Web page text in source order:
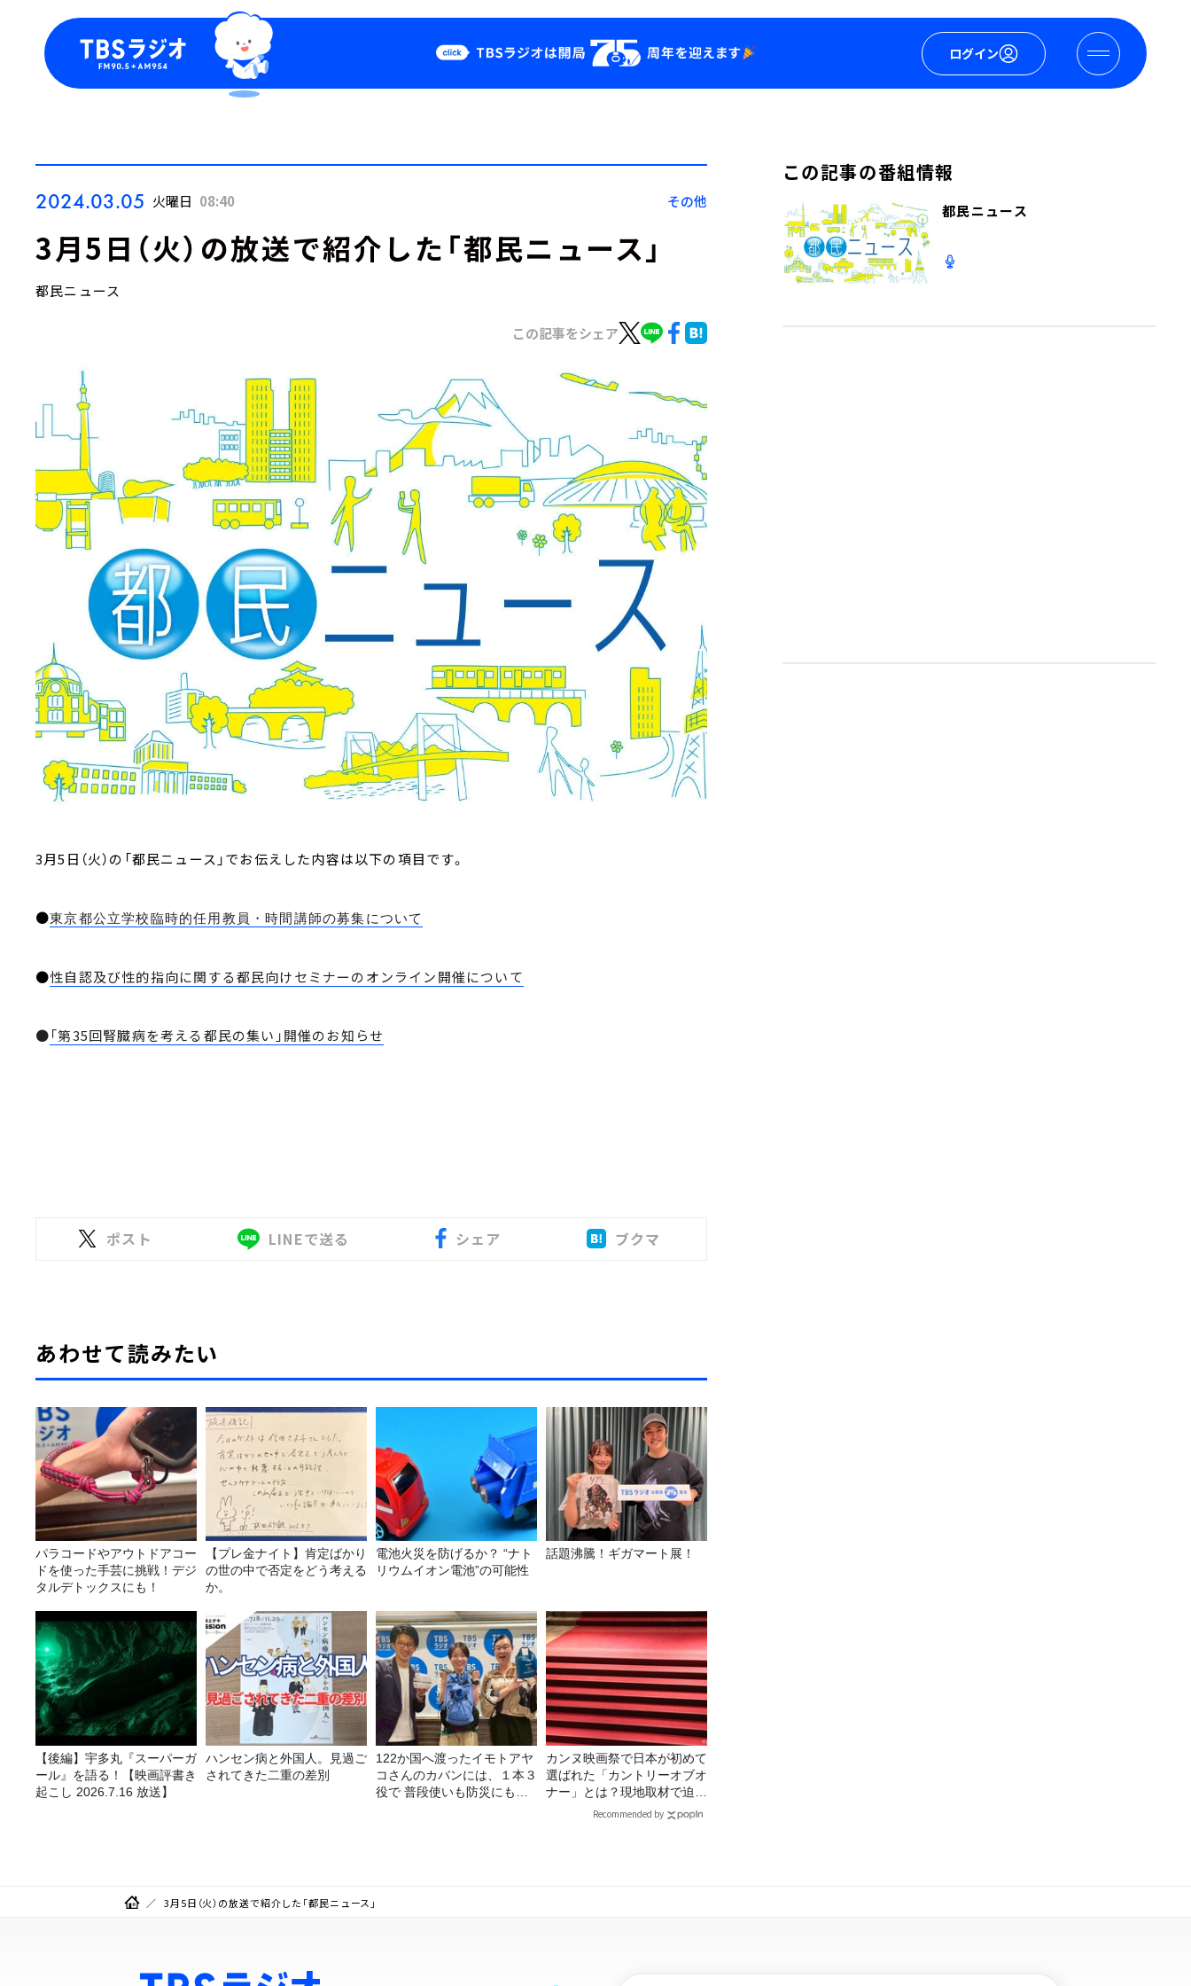
ログイン
Podcast
YouTube
2024.03.05 火曜日 08:40 その他
3月5日（火）の放送で紹介した「都民ニュース」
都民ニュース
この記事をシェア
3月5日（火）の「都民ニュース」でお伝えした内容は以下の項目です。
●東京都公立学校臨時的任用教員・時間講師の募集について
●性自認及び性的指向に関する都民向けセミナーのオンライン開催について
●「第35回腎臓病を考える都民の集い」開催のお知らせ
ポスト LINEで送る シェア ブクマ
あわせて読みたい
パラコードやアウトドアコー
ドを使った手芸に挑戦！デジ
タルデトックスにも！
【プレ金ナイト】肯定ばかり
の世の中で否定をどう考える
か。
電池火災を防げるか？ “ナト
リウムイオン電池”の可能性
話題沸騰！ギガマート展！
【後編】宇多丸『スーパーガ
ール』を語る！【映画評書き
起こし 2026.7.16 放送】
ハンセン病と外国人。見過ご
されてきた二重の差別
122か国へ渡ったイモトアヤ
コさんのカバンには、１本３
役で 普段使いも防災にもな
カンヌ映画祭で日本が初めて
選ばれた「カントリーオブオ
ナー」とは？現地取材で迫る
選出の意味Recommended by
この記事の番組情報
都民ニュース
3月5日（火）の放送で紹介した「都民ニュース」